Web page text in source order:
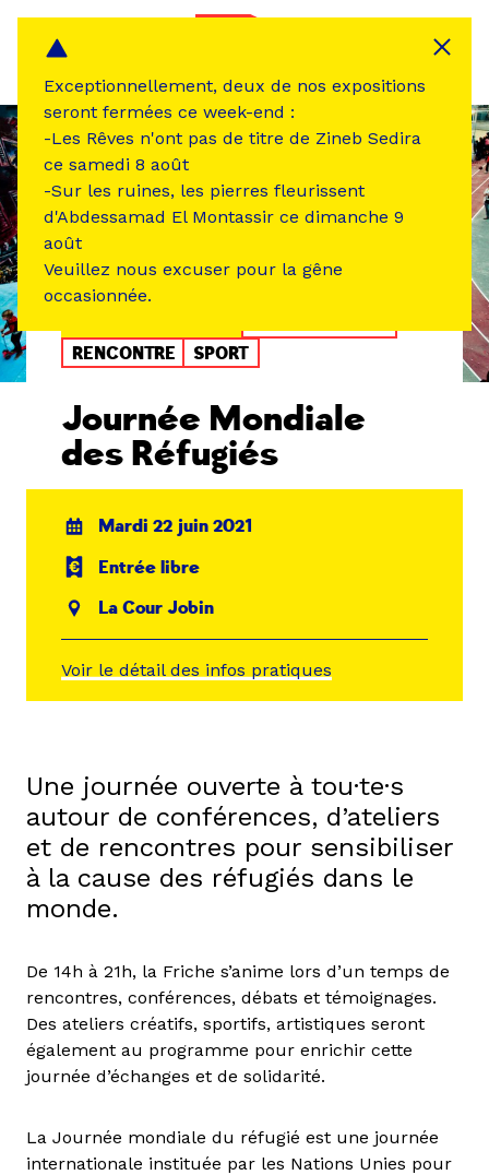
RENCONTRE
SPORT
Journée Mondiale
des Réfugiés
Mardi 22 juin 2021
Entrée libre
La Cour Jobin
Voir le détail des infos pratiques
Une journée ouverte à tou·te·s
autour de conférences, d’ateliers
et de rencontres pour sensibiliser
à la cause des réfugiés dans le
monde.
De 14h à 21h, la Friche s’anime lors d’un temps de
rencontres, conférences, débats et témoignages.
Des ateliers créatifs, sportifs, artistiques seront
également au programme pour enrichir cette
journée d’échanges et de solidarité.
La Journée mondiale du réfugié est une journée
internationale instituée par les Nations Unies pour
Exceptionnellement, deux de nos expositions
seront fermées ce week-end :
-Les Rêves n'ont pas de titre de Zineb Sedira
ce samedi 8 août
-Sur les ruines, les pierres fleurissent
d'Abdessamad El Montassir ce dimanche 9
août
Veuillez nous excuser pour la gêne
occasionnée.
Panneau de gestion des cookies